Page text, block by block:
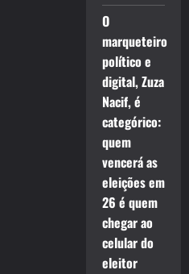
O
marqueteiro
político e
digital, Zuza
Nacif, é
categórico:
quem
vencerá as
eleições em
26 é quem
chegar ao
celular do
eleitor